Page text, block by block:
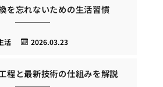
を忘れないための生活習慣
2026.03.23
活
程と最新技術の仕組みを解説